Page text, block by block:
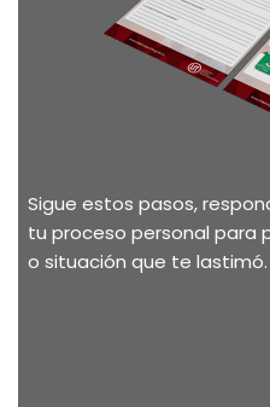
Sigue estos pasos,
tu proceso personal para
o situación que te lastimó.